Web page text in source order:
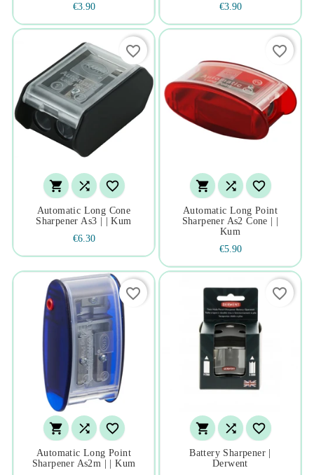
€3.90
€3.90
  
Automatic Long Cone
Sharpener As3 | | Kum
€6.30
favorite_border
  
Automatic Long Point
Sharpener As2 Cone | |
Kum
€5.90
favorite_border
  
Automatic Long Point
Sharpener As2m | | Kum
favorite_border
  
Battery Sharpener |
Derwent
favorite_border